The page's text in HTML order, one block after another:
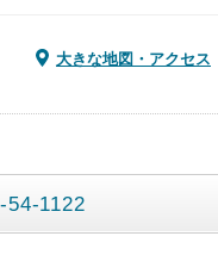
大きな地図・アクセス
54-1122